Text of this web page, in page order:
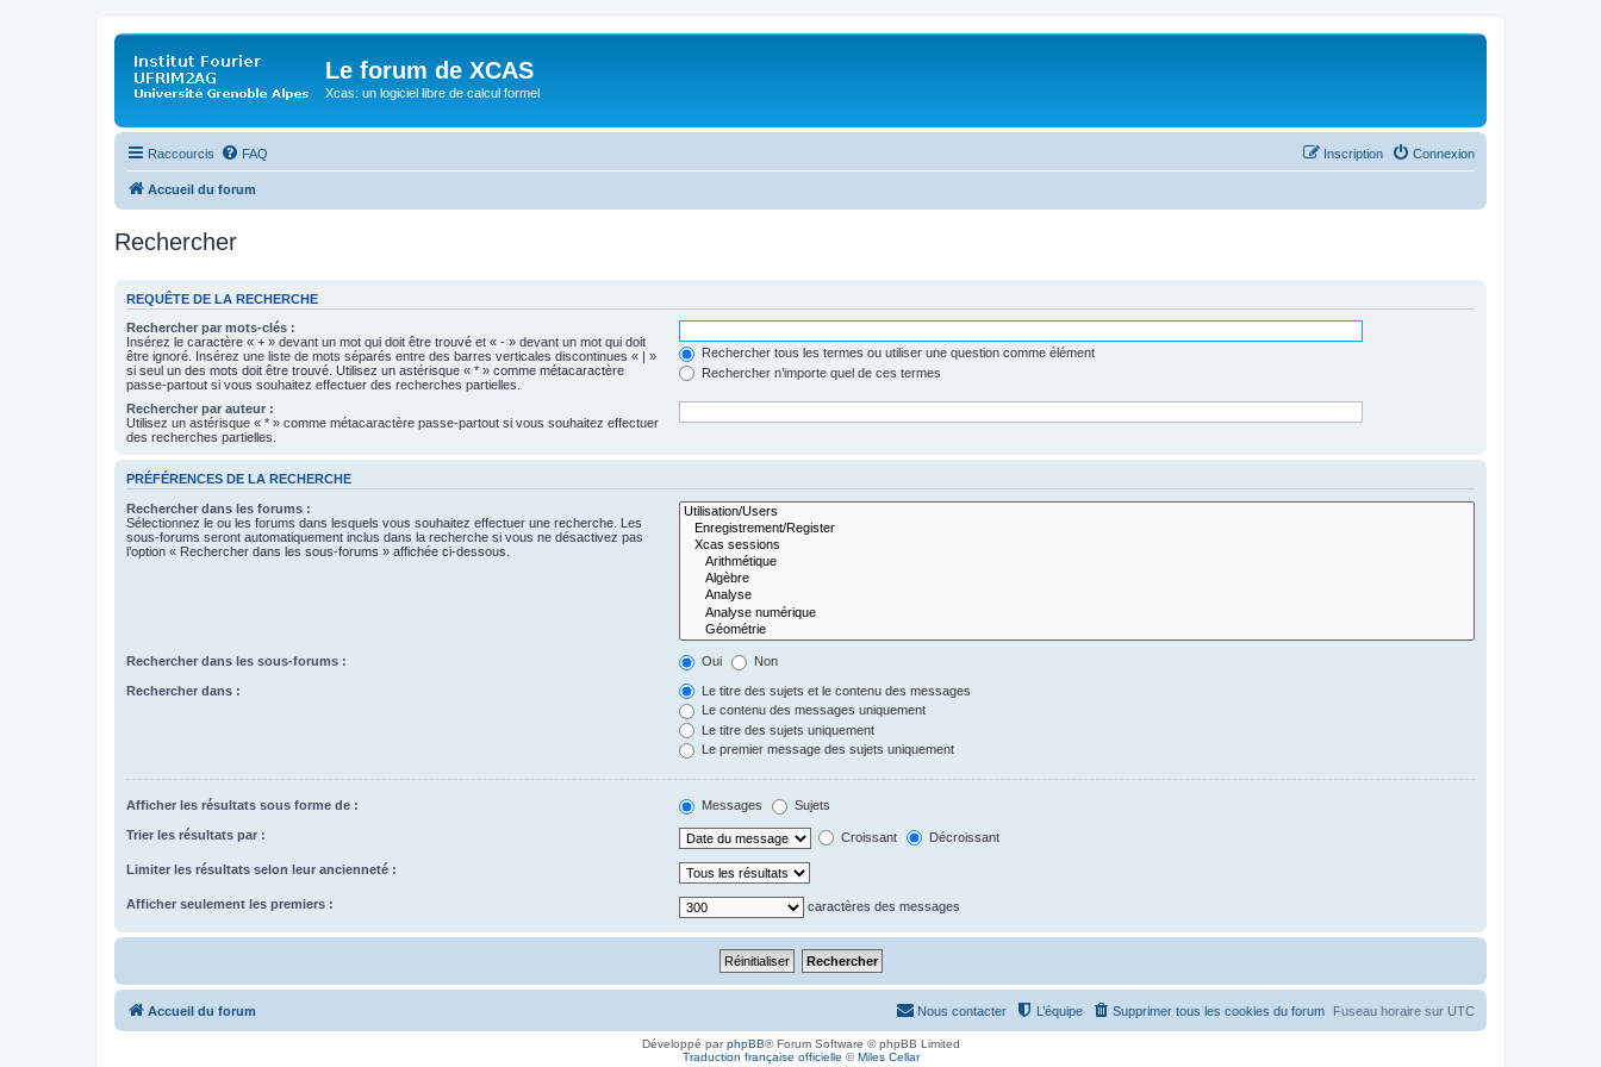
Le forum de XCAS
Xcas: un logiciel libre de calcul formel
Raccourcis FAQ Connexion
Inscription
Accueil du forum
Rechercher
REQUÊTE DE LA RECHERCHE
Rechercher par mots-clés :
Insérez le caractère « + » devant un mot qui doit être trouvé et « - » devant un mot qui doit
être ignoré. Insérez une liste de mots séparés entre des barres verticales discontinues « | »
si seul un des mots doit être trouvé. Utilisez un astérisque « * » comme métacaractère
passe-partout si vous souhaitez effectuer des recherches partielles.
Rechercher tous les termes ou utiliser une question comme élément
Rechercher n’importe quel de ces termes
Rechercher par auteur :
Utilisez un astérisque « * » comme métacaractère passe-partout si vous souhaitez effectuer
des recherches partielles.
PRÉFÉRENCES DE LA RECHERCHE
Rechercher dans les forums :
Sélectionnez le ou les forums dans lesquels vous souhaitez effectuer une recherche. Les
sous-forums seront automatiquement inclus dans la recherche si vous ne désactivez pas
l’option « Rechercher dans les sous-forums » affichée ci-dessous.
Rechercher dans les sous-forums : Oui Non
Rechercher dans :
Le titre des sujets et le contenu des messages
Le contenu des messages uniquement
Le titre des sujets uniquement
Le premier message des sujets uniquement
Afficher les résultats sous forme de : Messages Sujets
Trier les résultats par : Croissant Décroissant
Limiter les résultats selon leur ancienneté :
Afficher seulement les premiers : caractères des messages
Accueil du forum Fuseau horaire sur UTC
Supprimer tous les cookies du forum
L’équipe
Nous contacter
Développé parphpBB® Forum Software © phpBB Limited
Traduction française officielle ©Miles Cellar